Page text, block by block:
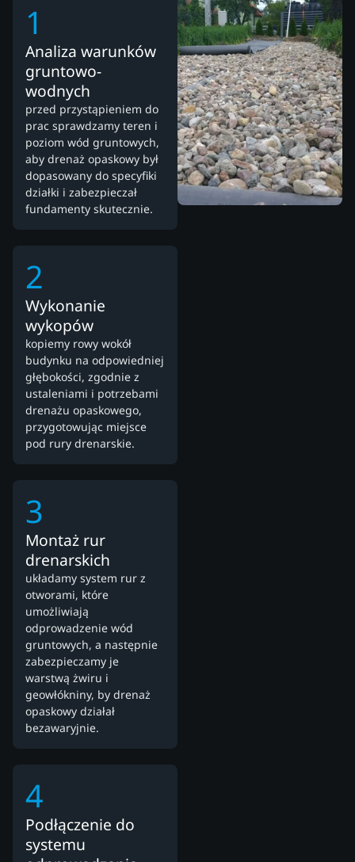
1
Analiza warunków
gruntowo-
wodnych
przed przystąpieniem do
prac sprawdzamy teren i
poziom wód gruntowych,
aby drenaż opaskowy był
dopasowany do specyfiki
działki i zabezpieczał
fundamenty skutecznie.
2
Wykonanie
wykopów
kopiemy rowy wokół
budynku na odpowiedniej
głębokości, zgodnie z
ustaleniami i potrzebami
drenażu opaskowego,
przygotowując miejsce
pod rury drenarskie.
3
Montaż rur
drenarskich
układamy system rur z
otworami, które
umożliwiają
odprowadzenie wód
gruntowych, a następnie
zabezpieczamy je
warstwą żwiru i
geowłókniny, by drenaż
opaskowy działał
bezawaryjnie.
4
Podłączenie do
systemu